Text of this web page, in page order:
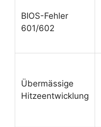
BIOS-Fehler
601/602
Übermässige
Hitzeentwicklung